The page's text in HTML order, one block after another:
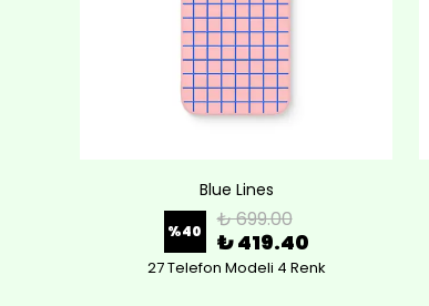
Blue Lines
%40 ₺ 699.00
₺ 419.40
27 Telefon Modeli 4 Renk